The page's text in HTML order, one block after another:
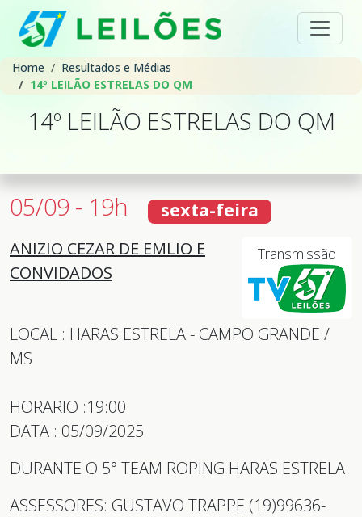
Home
Resultados e Médias
14º LEILÃO ESTRELAS DO QM
14º LEILÃO ESTRELAS DO QM
05/09 - 19h sexta-feira
Transmissão
ANIZIO CEZAR DE EMLIO E
CONVIDADOS
LOCAL : HARAS ESTRELA - CAMPO GRANDE /
MS
HORARIO :19:00
DATA : 05/09/2025
DURANTE O 5° TEAM ROPING HARAS ESTRELA
ASSESSORES: GUSTAVO TRAPPE (19)99636-